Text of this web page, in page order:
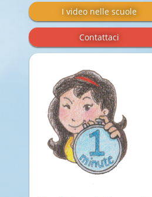
I video nelle scuole
Contattaci